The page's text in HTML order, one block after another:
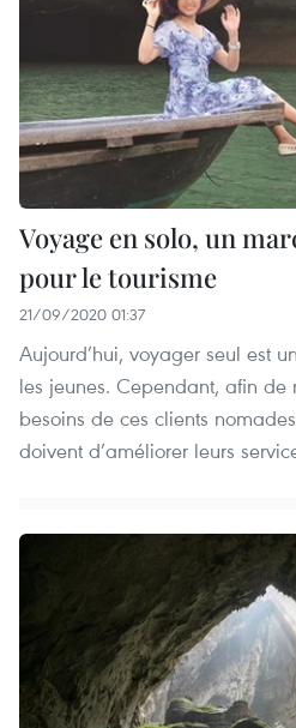
Voyage en solo, un
pour le tourisme
21/09/2020 01:37
Aujourd’hui, voyager seul est
les jeunes. Cependant, afin
besoins de ces clients
doivent d’améliorer leurs